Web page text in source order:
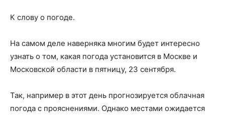
К слову о погоде.
На самом деле наверняка многим будет интересно
узнать о том, какая погода установится в Москве и
Московской области в пятницу, 23 сентября.
Так, например в этот день прогнозируется облачная
погода с прояснениями. Однако местами ожидается